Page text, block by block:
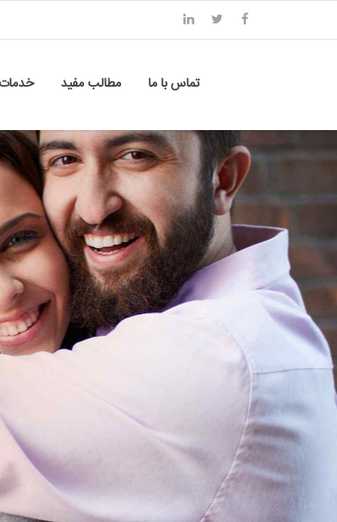
تماس با ما مطالب مفید